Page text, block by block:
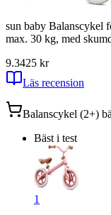
sun baby Balanscykel
max. 30 kg, med
9.3425 kr
Läs recension
Balanscykel (2+)
Bäst i test
1